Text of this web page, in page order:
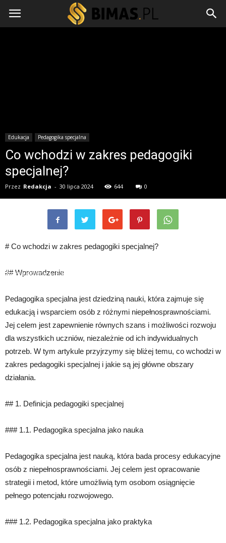
Strona główna Edukacja
Edukacja Pedagogika specjalna
Co wchodzi w zakres pedagogiki
specjalnej?
Przez Redakcja - 30 lipca 2024 644 0
# Co wchodzi w zakres pedagogiki specjalnej?
## Wprowadzenie
Pedagogika specjalna jest dziedziną nauki, która zajmuje się
edukacją i wsparciem osób z różnymi niepełnosprawnościami.
Jej celem jest zapewnienie równych szans i możliwości rozwoju
dla wszystkich uczniów, niezależnie od ich indywidualnych
potrzeb. W tym artykule przyjrzymy się bliżej temu, co wchodzi w
zakres pedagogiki specjalnej i jakie są jej główne obszary
działania.
## 1. Definicja pedagogiki specjalnej
### 1.1. Pedagogika specjalna jako nauka
Pedagogika specjalna jest nauką, która bada procesy edukacyjne
osób z niepełnosprawnościami. Jej celem jest opracowanie
strategii i metod, które umożliwią tym osobom osiągnięcie
pełnego potencjału rozwojowego.
### 1.2. Pedagogika specjalna jako praktyka